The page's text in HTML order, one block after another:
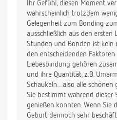
Ihr Gefühl, diesen Moment
wahrscheinlich trotzdem
Gelegenheit zum Bonding
ausschließlich aus den ersten
Stunden und Bonden ist kein
den entscheidenden
Liebesbindung gehören
und ihre Quantität, z.B.
Schaukeln…also alle schönen
Sie bestimmt während dieser
genießen konnten. Wenn Sie
Geburt dennoch sehr